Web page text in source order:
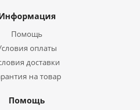
Помощь
оплаты
доставки
на товар
Помощь